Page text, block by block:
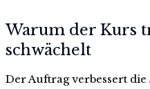
Warum der Kurs
schwächelt
Der Auftrag verbessert